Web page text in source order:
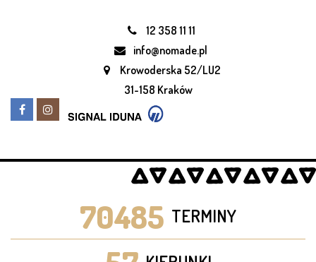
12 358 11 11
info@nomade.pl
Krowoderska 52/LU2
31-158 Kraków
70485 TERMINY